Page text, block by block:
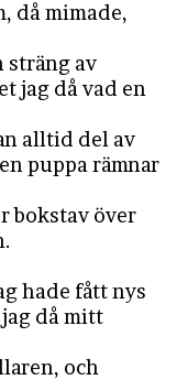
då mimade,
sträng av
jag då vad en
alltid del av
puppa rämnar
bokstav över
hade fått nys
då mitt
och